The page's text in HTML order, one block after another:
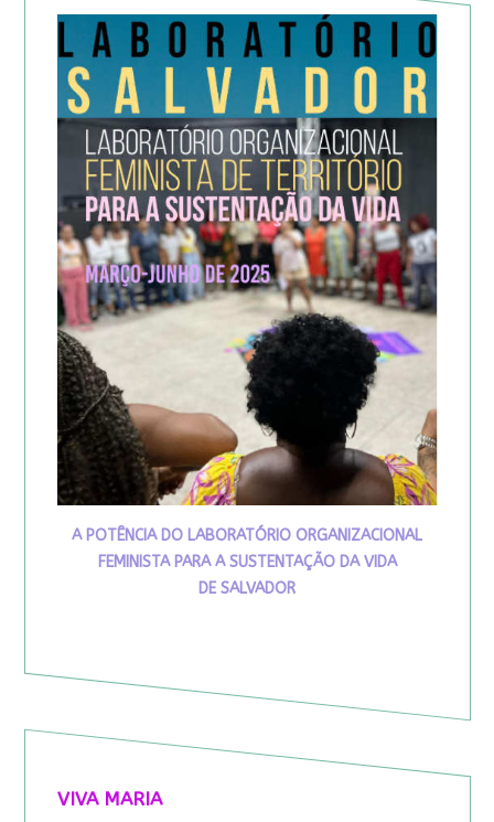
A POTÊNCIA DO LABORATÓRIO ORGANIZACIONAL
FEMINISTA PARA A SUSTENTAÇÃO DA VIDA
DE SALVADOR
VIVA MARIA